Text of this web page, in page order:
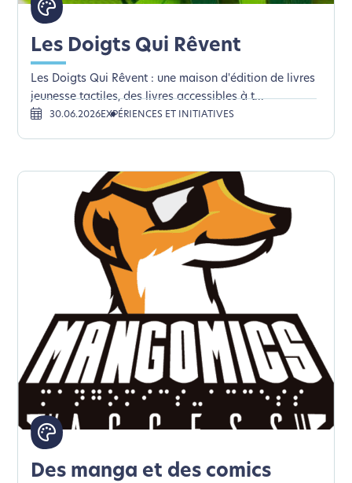
Les Doigts Qui Rêvent
Les Doigts Qui Rêvent : une maison d'édition de livres
jeunesse tactiles, des livres accessibles à t...
30.06.2026EXPÉRIENCES ET INITIATIVES
Des manga et des comics